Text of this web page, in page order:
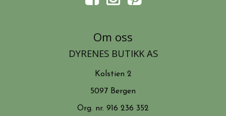
Om oss
DYRENES BUTIKK AS
Kolstien 2
5097 Bergen
Org. nr. 916 236 352